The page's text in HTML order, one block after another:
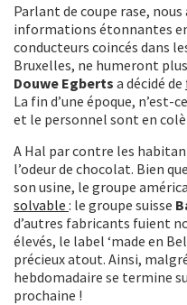
Parlant de coupe rase, nous
informations étonnantes
conducteurs coincés dans
Bruxelles, ne humeront
Douwe Egberts a décidé de
La fin d’une époque, n’est-
et le personnel sont en
A Hal par contre les
l’odeur de chocolat. Bien que
son usine, le groupe
solvable : le groupe suisse
d’autres fabricants fuient
élevés, le label ‘made en
précieux atout. Ainsi,
hebdomadaire se termine
prochaine !